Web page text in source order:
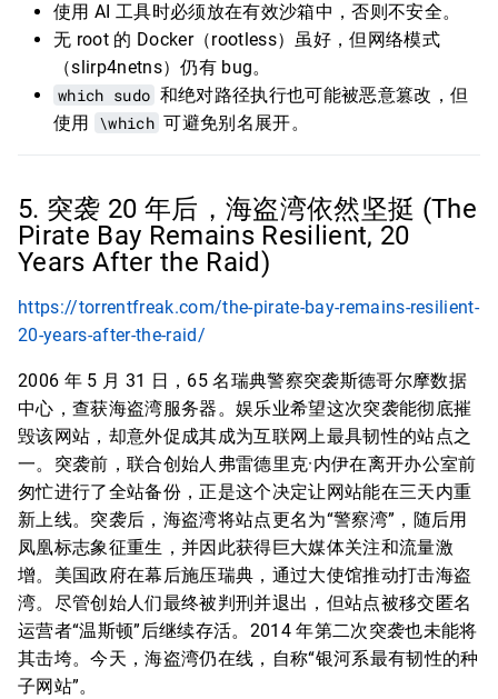
使用 AI 工具时必须放在有效沙箱中，否则不安全。
无 root 的 Docker（rootless）虽好，但网络模式
（slirp4netns）仍有 bug。
which sudo 和绝对路径执行也可能被恶意篡改，但
使用
\which 可避免别名展开。
5. 突袭 20 年后，海盗湾依然坚挺 (The
Pirate Bay Remains Resilient, 20
Years After the Raid)
https://torrentfreak.com/the-pirate-bay-remains-resilient-
20-years-after-the-raid/
2006 年 5 月 31 日，65 名瑞典警察突袭斯德哥尔摩数据
中心，查获海盗湾服务器。娱乐业希望这次突袭能彻底摧
毁该网站，却意外促成其成为互联网上最具韧性的站点之
一。突袭前，联合创始人弗雷德里克·内伊在离开办公室前
匆忙进行了全站备份，正是这个决定让网站能在三天内重
新上线。突袭后，海盗湾将站点更名为“警察湾”，随后用
凤凰标志象征重生，并因此获得巨大媒体关注和流量激
增。美国政府在幕后施压瑞典，通过大使馆推动打击海盗
湾。尽管创始人们最终被判刑并退出，但站点被移交匿名
运营者“温斯顿”后继续存活。2014 年第二次突袭也未能将
其击垮。今天，海盗湾仍在线，自称“银河系最有韧性的种
子网站”。